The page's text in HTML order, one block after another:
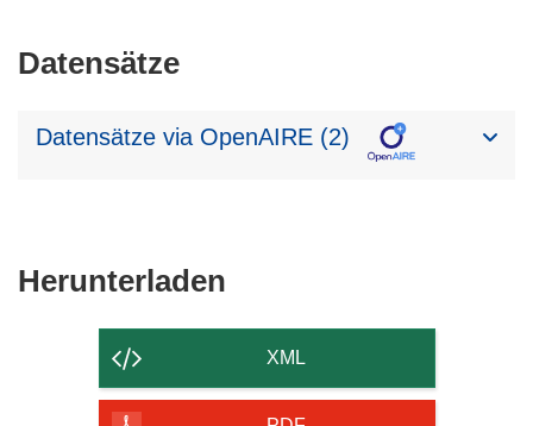
Datensätze
Datensätze via OpenAIRE (2)
Herunterladen
der
Seite
XML